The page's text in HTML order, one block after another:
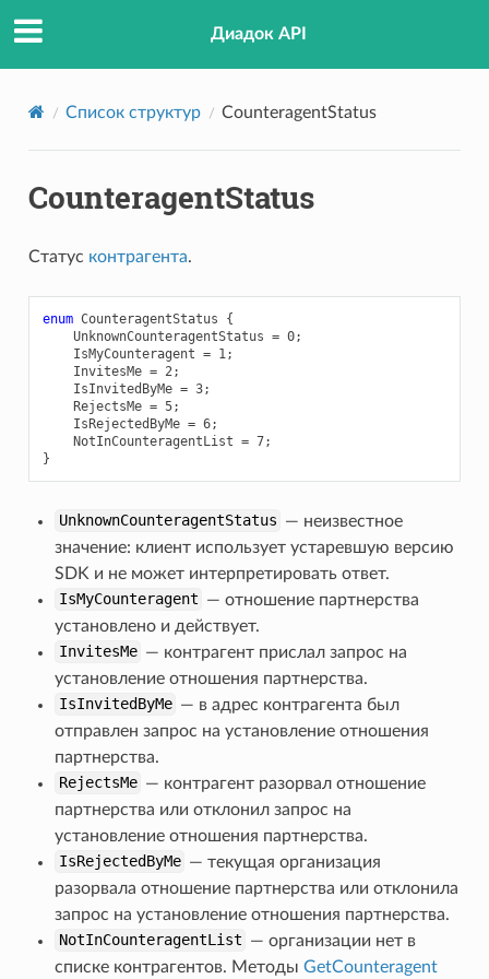
Диадок API
Список структур CounteragentStatus
CounteragentStatus
Статус контрагента.
enum CounteragentStatus
{
UnknownCounteragentStatus = 0;
IsMyCounteragent = 1;
InvitesMe = 2;
IsInvitedByMe = 3;
RejectsMe = 5;
IsRejectedByMe = 6;
NotInCounteragentList = 7;
}
UnknownCounteragentStatus — неизвестное
значение: клиент использует устаревшую версию
SDK и не может интерпретировать ответ.
IsMyCounteragent — отношение партнерства
установлено и действует.
InvitesMe — контрагент прислал запрос на
установление отношения партнерства.
IsInvitedByMe — в адрес контрагента был
отправлен запрос на установление отношения
партнерства.
RejectsMe — контрагент разорвал отношение
партнерства или отклонил запрос на
установление отношения партнерства.
IsRejectedByMe — текущая организация
разорвала отношение партнерства или отклонила
запрос на установление отношения партнерства.
NotInCounteragentList — организации нет в
списке контрагентов. Методы GetCounteragent